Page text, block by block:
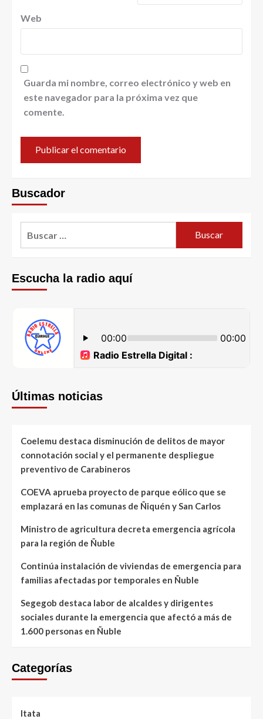
Web
Guarda mi nombre, correo electrónico y web en
este navegador para la próxima vez que
comente.
Buscador
Escucha la radio aquí
Últimas noticias
Coelemu destaca disminución de delitos de mayor
connotación social y el permanente despliegue
preventivo de Carabineros
COEVA aprueba proyecto de parque eólico que se
emplazará en las comunas de Ñiquén y San Carlos
Ministro de agricultura decreta emergencia agrícola
para la región de Ñuble
Continúa instalación de viviendas de emergencia para
familias afectadas por temporales en Ñuble
Segegob destaca labor de alcaldes y dirigentes
sociales durante la emergencia que afectó a más de
1.600 personas en Ñuble
Categorías
Itata